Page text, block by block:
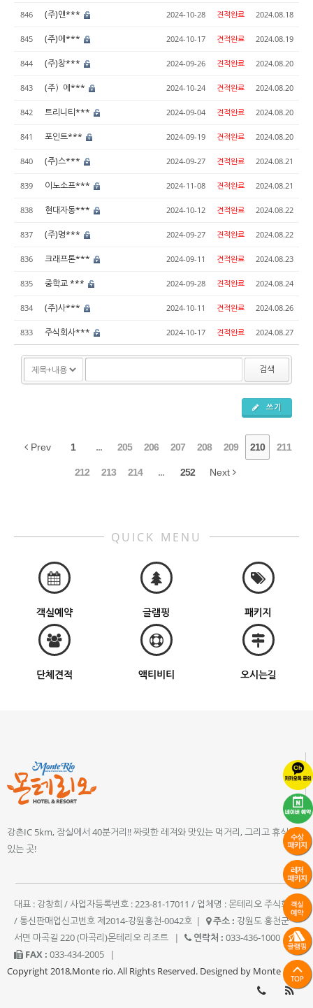
846 (주)앤*** 2024-10-28 견적완료 2024.08.18
845 (주)에*** 2024-10-17 견적완료 2024.08.19
844 (주)창*** 2024-09-26 견적완료 2024.08.20
843 (주）에*** 2024-10-24 견적완료 2024.08.20
842 트리니티*** 2024-09-04 견적완료 2024.08.20
841 포인트*** 2024-09-19 견적완료 2024.08.20
840 (주)스*** 2024-09-27 견적완료 2024.08.21
839 이노소프*** 2024-11-08 견적완료 2024.08.21
838 현대자동*** 2024-10-12 견적완료 2024.08.22
837 (주)명*** 2024-09-27 견적완료 2024.08.22
836 크래프톤*** 2024-09-11 견적완료 2024.08.23
835 중학교 *** 2024-09-28 견적완료 2024.08.24
834 (주)사*** 2024-10-11 견적완료 2024.08.26
833 주식회사*** 2024-10-17 견적완료 2024.08.27
검색
쓰기
Prev 1 ... 205 206 207 208 209 210 211
212 213 214 ... 252 Next
QUICK MENU
객실예약 글램핑 패키지
단체견적 액티비티 오시는길
강촌IC 5km, 잠실에서 40분거리!! 짜릿한 레져와 맛있는 먹거리, 그리고 휴식이
있는 곳!
대표 : 강창희 / 사업자등록번호 : 223-81-17011 / 업체명 : 몬테리오 주식회사
/ 통신판매업신고번호 제2014-강원홍천-0042호 | 주소 : 강원도 홍천군
서면 마곡길 220 (마곡리)몬테리오 리조트
| 연락처 : 033-436-1000
|
FAX : 033-434-2005
|
Copyright 2018,Monte rio. All Rights Reserved. Designed by Monte rio.